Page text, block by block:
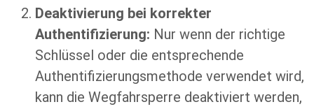
Deaktivierung bei korrekter
Authentifizierung: Nur wenn der richtige
Schlüssel oder die entsprechende
Authentifizierungsmethode verwendet wird,
kann die Wegfahrsperre deaktiviert werden,